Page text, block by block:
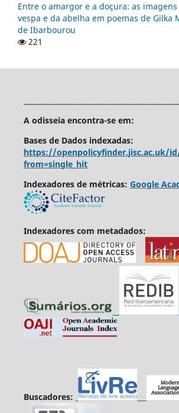
Entre o amargor e a doçura: as
vespa e da abelha em poemas de Gilka
de Ibarbourou
221
A odisseia encontra-se em:
Bases de Dados indexadas:
https://openpolicyfinder.jisc.ac.uk/
from=single_hit
Indexadores de métricas: Google
Indexadores com metadados:
Buscadores: